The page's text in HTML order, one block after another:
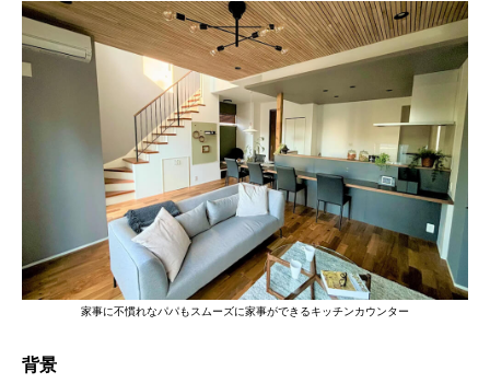
家事に不慣れなパパもスムーズに家事ができるキッチンカウンター
背景